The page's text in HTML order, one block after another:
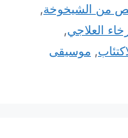
من الشيخوخة,
العلاجي,
, موسيقى